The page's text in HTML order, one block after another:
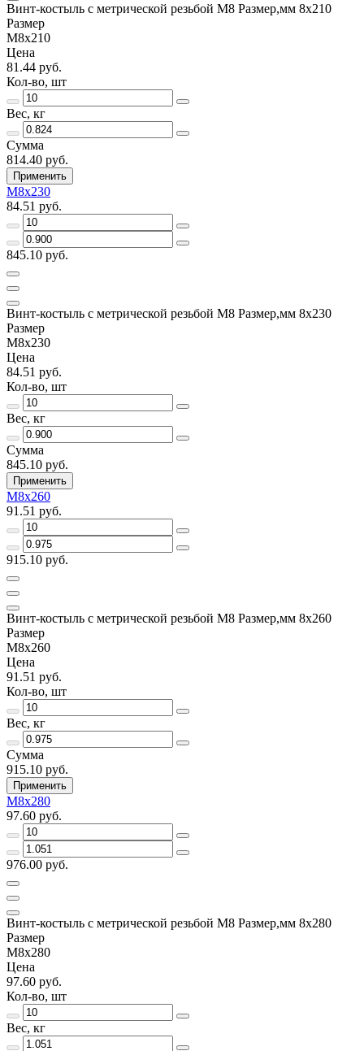
Винт-костыль с метрической резьбой М8 Размер,мм 8х210
Размер
М8х210
Цена
81.44 руб.
Кол-во, шт
Вес, кг
Сумма
814.40 руб.
Применить
М8х230
84.51 руб.
845.10 руб.
Винт-костыль с метрической резьбой М8 Размер,мм 8х230
Размер
М8х230
Цена
84.51 руб.
Кол-во, шт
Вес, кг
Сумма
845.10 руб.
Применить
М8х260
91.51 руб.
915.10 руб.
Винт-костыль с метрической резьбой М8 Размер,мм 8х260
Размер
М8х260
Цена
91.51 руб.
Кол-во, шт
Вес, кг
Сумма
915.10 руб.
Применить
М8х280
97.60 руб.
976.00 руб.
Винт-костыль с метрической резьбой М8 Размер,мм 8х280
Размер
М8х280
Цена
97.60 руб.
Кол-во, шт
Вес, кг